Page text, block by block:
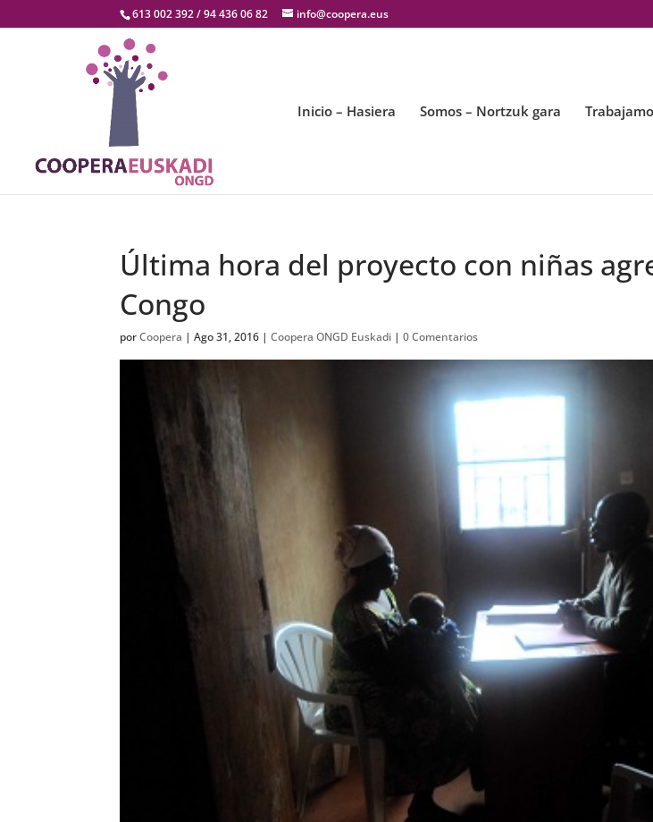
613 002 392 / 94 436 06 82 info@coopera.eus
Inicio – Hasiera Somos – Nortzuk gara
Última hora del proyecto con niñas
Congo
porCoopera |Ago 31, 2016 |Coopera ONGD Euskadi |0 Comentarios